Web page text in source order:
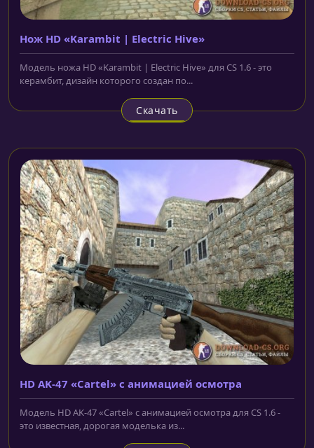
Нож HD «Karambit | Electric Hive»
Модель ножа HD «Karambit | Electric Hive» для CS 1.6 - это
керамбит, дизайн которого создан по...
Скачать
HD AK-47 «Cartel» с анимацией осмотра
Модель HD AK-47 «Cartel» с анимацией осмотра для CS 1.6 -
это известная, дорогая моделька из...